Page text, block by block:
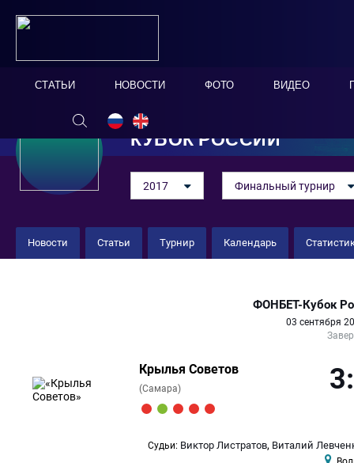
СТАТЬИ НОВОСТИ ФОТО ВИДЕО
КУБОК РОССИИ
2017 Финальный турнир
Новости Статьи Турнир Календарь
ФОНБЕТ-Кубок
03 сентября
Крылья Советов
(Самара)
Судьи: Виктор Листратов, Виталий